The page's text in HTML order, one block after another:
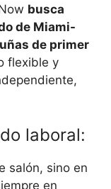
busca
de Miami-
de primer
flexible y
laboral:
salón, sino en
en